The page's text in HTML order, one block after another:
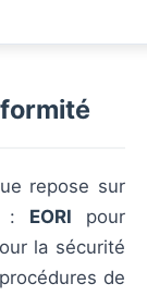
repose sur
: EORI pour
la sécurité
de